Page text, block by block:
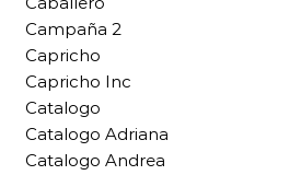
Campaña 2
Capricho
Capricho Inc
Catalogo
Catalogo Adriana
Catalogo Andrea